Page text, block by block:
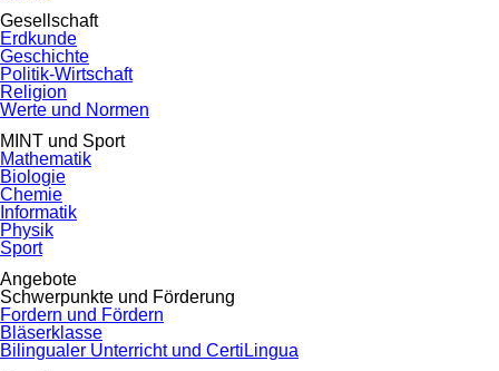
Gesellschaft
Erdkunde
Geschichte
Politik-Wirtschaft
Religion
Werte und Normen
MINT und Sport
Mathematik
Biologie
Chemie
Informatik
Physik
Sport
Angebote
Schwerpunkte und Förderung
Fordern und Fördern
Bläserklasse
Bilingualer Unterricht und CertiLingua